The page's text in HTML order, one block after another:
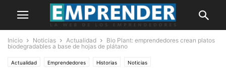
Inicio Noticias Actualidad
Bio Plant: emprendedores crean platos
biodegradables a base de hojas de plátano
Actualidad Emprendedores Historias Noticias